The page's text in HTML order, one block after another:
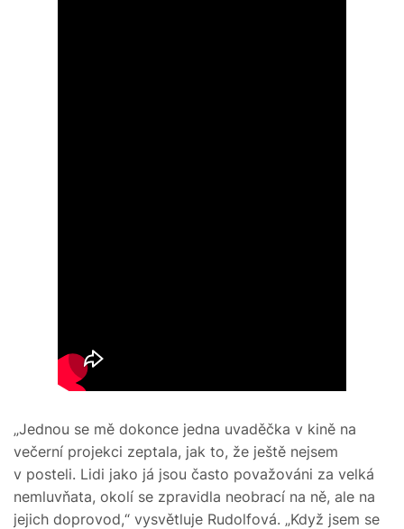
„Jednou se mě dokonce jedna uvaděčka v kině na
večerní projekci zeptala, jak to, že ještě nejsem
v posteli. Lidi jako já jsou často považováni za velká
nemluvňata, okolí se zpravidla neobrací na ně, ale na
jejich doprovod,“ vysvětluje Rudolfová. „Když jsem se